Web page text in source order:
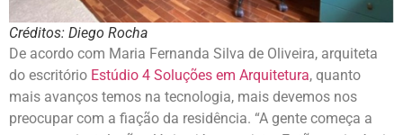
Créditos: Diego Rocha
De acordo com Maria Fernanda Silva de Oliveira, arquiteta
do escritório Estúdio 4 Soluções em Arquitetura, quanto
mais avanços temos na tecnologia, mais devemos nos
preocupar com a fiação da residência. “A gente começa a